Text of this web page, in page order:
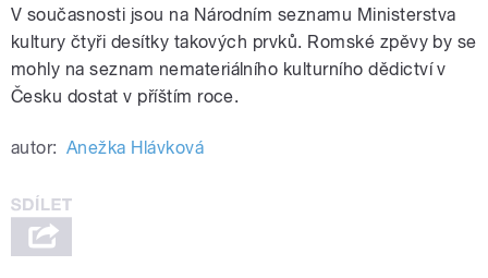
V současnosti jsou na Národním seznamu Ministerstva
kultury čtyři desítky takových prvků. Romské zpěvy by se
mohly na seznam nemateriálního kulturního dědictví v
Česku dostat v příštím roce.
autor: Anežka Hlávková